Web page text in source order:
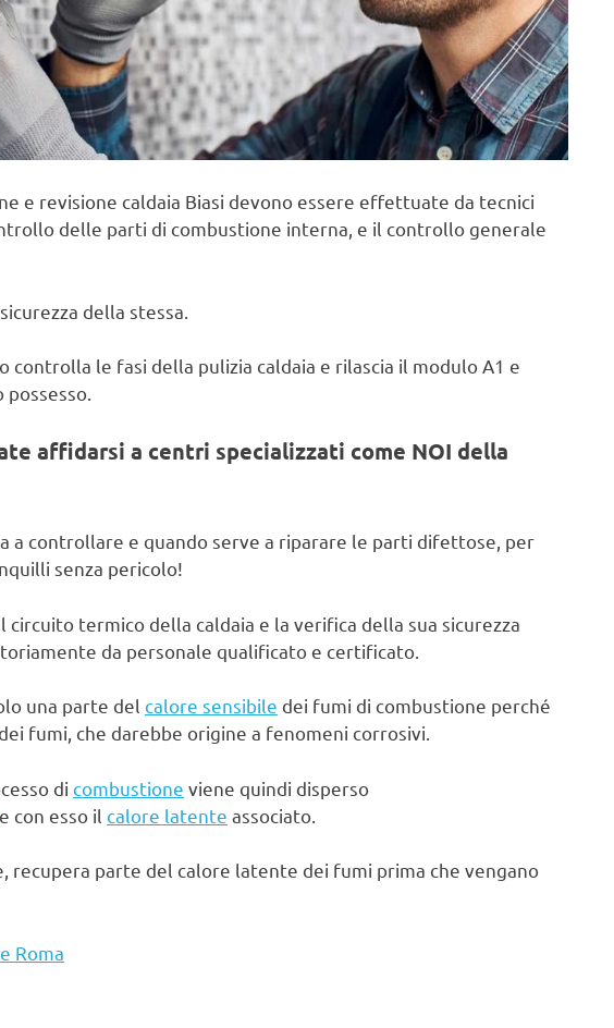
e revisione caldaia Biasi devono essere effettuate da tecnici
delle parti di combustione interna, e il controllo generale
della stessa.
controlla le fasi della pulizia caldaia e rilascia il modulo A1 e
affidarsi a centri specializzati come NOI della
a controllare e quando serve a riparare le parti difettose, per
senza pericolo!
circuito termico della caldaia e la verifica della sua sicurezza
da personale qualificato e certificato.
una parte del calore sensibile dei fumi di combustione perché
fumi, che darebbe origine a fenomeni corrosivi.
di combustione viene quindi disperso
e con esso il calore latente associato.
recupera parte del calore latente dei fumi prima che vengano
Roma